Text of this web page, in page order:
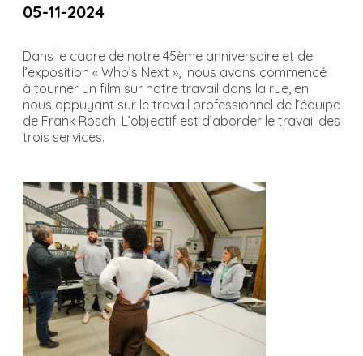
05-11-2024
Dans le cadre de notre 45ème anniversaire et de
l’exposition « Who’s Next », nous avons commencé
à tourner un film sur notre travail dans la rue, en
nous appuyant sur le travail professionnel de l’équipe
de Frank Rosch. L’objectif est d’aborder le travail des
trois services.